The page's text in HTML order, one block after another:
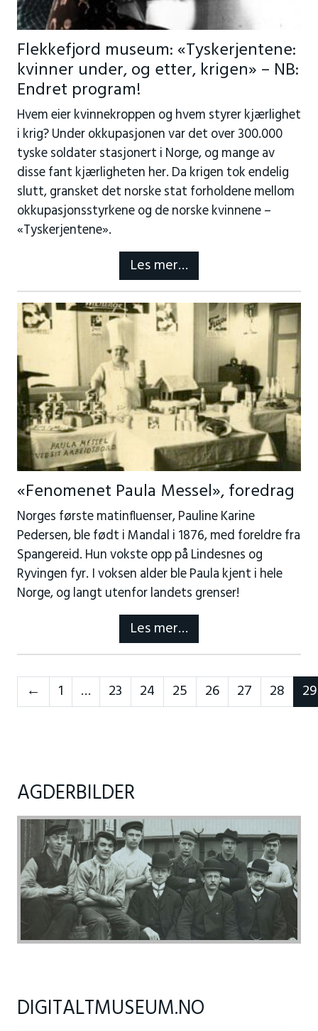
Flekkefjord museum: «Tyskerjentene:
kvinner under, og etter, krigen» – NB:
Endret program!
Hvem eier kvinnekroppen og hvem styrer kjærlighet
i krig? Under okkupasjonen var det over 300.000
tyske soldater stasjonert i Norge, og mange av
disse fant kjærligheten her. Da krigen tok endelig
slutt, gransket det norske stat forholdene mellom
okkupasjonsstyrkene og de norske kvinnene –
«Tyskerjentene».
Les mer…
«Fenomenet Paula Messel», foredrag
Norges første matinfluenser, Pauline Karine
Pedersen, ble født i Mandal i 1876, med foreldre fra
Spangereid. Hun vokste opp på Lindesnes og
Ryvingen fyr. I voksen alder ble Paula kjent i hele
Norge, og langt utenfor landets grenser!
Les mer…
← Neste
1 … 23 24 25 26 27 28 29
AGDERBILDER
DIGITALTMUSEUM.NO